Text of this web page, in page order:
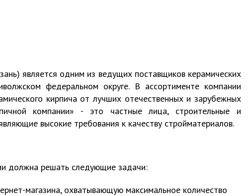
является одним из ведущих поставщиков керамических
федеральном округе. В ассортименте компании
кирпича от лучших отечественных и зарубежных
компании» - это частные лица, строительные и
высокие требования к качеству стройматериалов.
должна решать следующие задачи:
магазина, охватывающую максимальное количество